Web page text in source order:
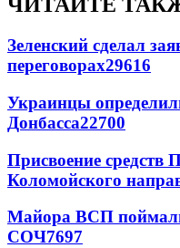
ЧИТАЙТЕ
Зеленский сделал
переговорах29616
Украинцы
Донбасса22700
Присвоение средств
Коломойского
Майора ВСП
СОЧ7697